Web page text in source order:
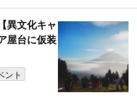
異文化キャ
屋台に仮装
ント